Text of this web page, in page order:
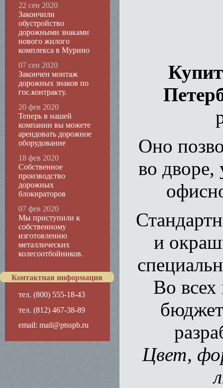
22 сен 2020
Закончили
обустройство
дорожными знаками
нового жилого
комплекса в Мурино
07 сен 2020
Закончен монтаж
дорожных знаков по
гос.контракту.
20 фев 2020
Теперь в нашей
компании вы можете
арендовать дорожное
оборудование
18 фев 2020
Собственное
производство
дорожных
блокираторов
07 фев 2020
Мы приступили к
собственному
изготовлению
металлических
колесоотбойников.
Контактная информация
тел. (800) 555-18-43
тел. (812) 467-38-89
email: mail@ptsspb.ru
Оно
во дворе,
и
Во
Цвет,